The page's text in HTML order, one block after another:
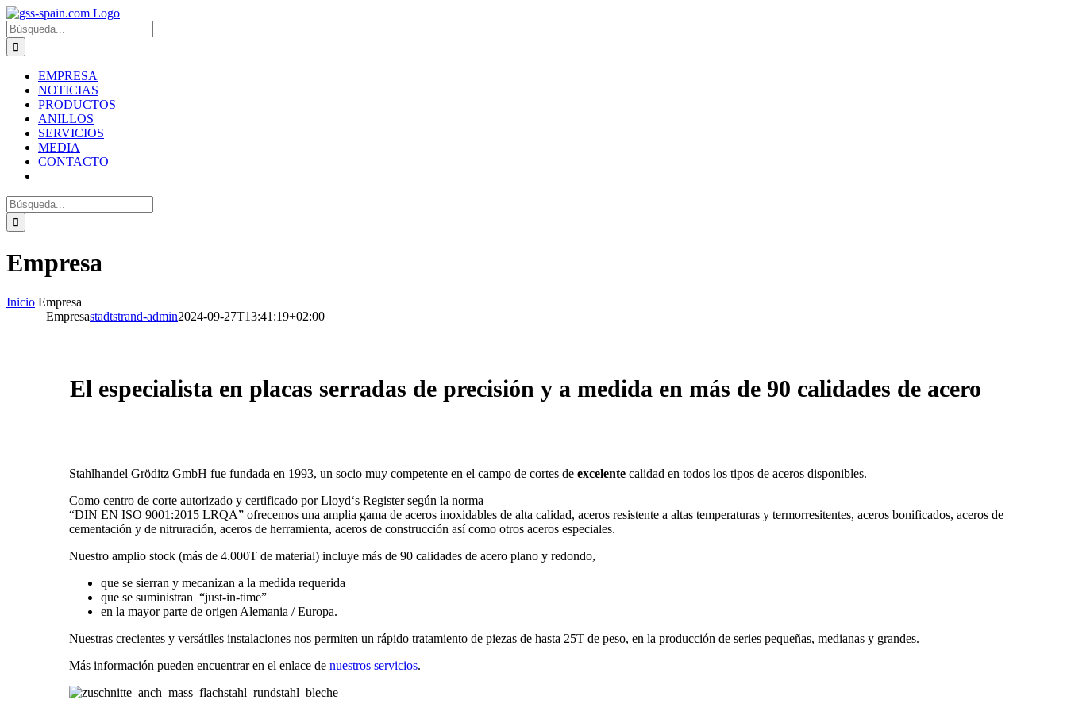
Zum
Inhalt
springen
Suche
nach:
EMPRESA
NOTICIAS
PRODUCTOS
ANILLOS
SERVICIOS
MEDIA
CONTACTO
Suche
nach:
Empresa
Inicio Empresa
Empresastadtstrand-admin2024-09-27T13:41:19+02:00
El especialista en placas serradas de precisión y a medida en más de 90 calidades de acero
Stahlhandel Gröditz GmbH fue fundada en 1993, un socio muy competente en el campo de cortes de excelente calidad en todos los tipos de aceros disponibles.
Como centro de corte autorizado y certificado por Lloyd‘s Register según la norma
“DIN EN ISO 9001:2015 LRQA” ofrecemos una amplia gama de aceros inoxidables de alta calidad, aceros resistente a altas temperaturas y termorresitentes, aceros bonificados, aceros de
cementación y de nitruración, aceros de herramienta, aceros de construcción así como otros aceros especiales.
Nuestro amplio stock (más de 4.000T de material) incluye más de 90 calidades de acero plano y redondo,
que se sierran y mecanizan a la medida requerida
que se suministran “just-in-time”
en la mayor parte de origen Alemania / Europa.
Nuestras crecientes y versátiles instalaciones nos permiten un rápido tratamiento de piezas de hasta 25T de peso, en la producción de series pequeñas, medianas y grandes.
Más información pueden encuentrar en el enlace de nuestros servicios.